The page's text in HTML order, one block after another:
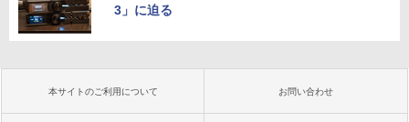
3」に迫る
本サイトのご利用について お問い合わせ